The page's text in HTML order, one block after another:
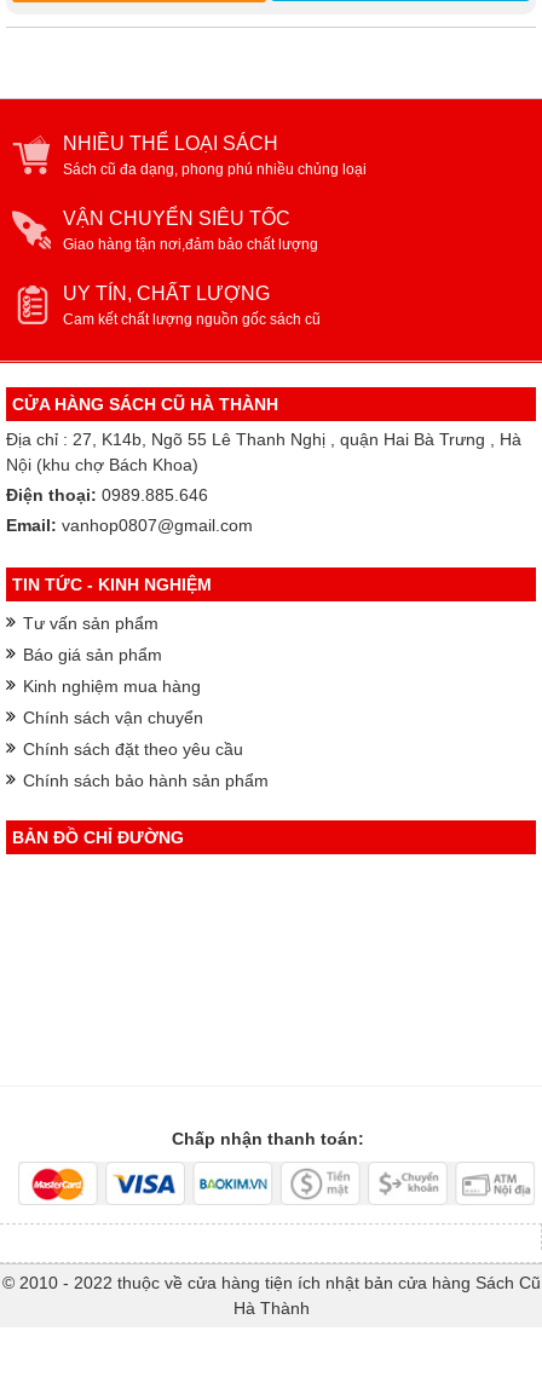
NHIỀU THỂ LOẠI SÁCH
Sách cũ đa dạng, phong phú nhiều chủng loại
VẬN CHUYỂN SIÊU TỐC
Giao hàng tận nơi,đảm bảo chất lượng
UY TÍN, CHẤT LƯỢNG
Cam kết chất lượng nguồn gốc sách cũ
CỬA HÀNG SÁCH CŨ HÀ THÀNH
Địa chỉ : 27, K14b, Ngõ 55 Lê Thanh Nghị , quận Hai Bà Trưng , Hà
Nội (khu chợ Bách Khoa)
Điện thoại: 0989.885.646
Email: vanhop0807@gmail.com
TIN TỨC - KINH NGHIỆM
Tư vấn sản phẩm
Báo giá sản phẩm
Kinh nghiệm mua hàng
Chính sách vận chuyển
Chính sách đặt theo yêu cầu
Chính sách bảo hành sản phẩm
BẢN ĐỒ CHỈ ĐƯỜNG
Chấp nhận thanh toán:
© 2010 - 2022 thuộc về cửa hàng tiện ích nhật bản cửa hàng Sách Cũ
Hà Thành